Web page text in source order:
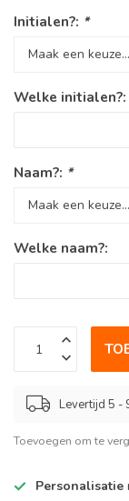
Initialen?: *
Welke initialen?:
Naam?: *
Welke naam?:
Levertijd 5 -
Toevoegen om te
Personalisatie